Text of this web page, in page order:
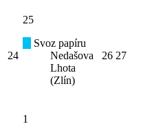
24
25
Svoz papíru
Nedašova
Lhota
(Zlín)
26 27
1